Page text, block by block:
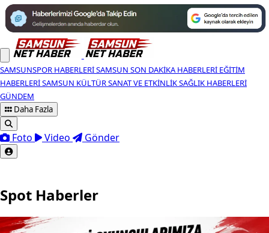
SAMSUNSPOR HABERLERISAMSUN SON DAKIKA HABERLERI EĞITIM
HABERLERISAMSUN KÜLTÜR SANAT VE ETKINLIKSAĞLIK HABERLERI
GÜNDEM
Daha Fazla
Foto Video Gönder
Spot Haberler